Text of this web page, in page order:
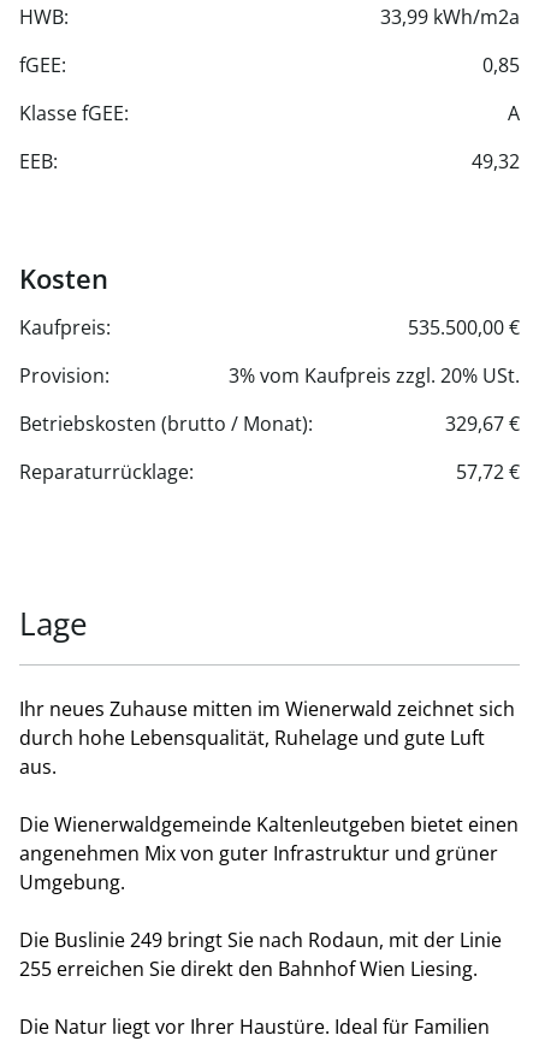
- Sprossenheizkörper im Bad
Abstellräumen
- Strom- und Wasseranschlüsse im privaten
Außenbereich
- Sicherheitseingangstüre RC3
- Kinderspielplatz und Begegnungszone im begrünten
- Fahrradabstellplätze
- Einlagerungsraum im Keller
zusammen aus:
HWB:
33,99 kWh/m2a
fGEE:
0,85
Klasse fGEE:
A
EEB:
49,32
Kosten
Kaufpreis:
535.500,00 €
Provision:
3% vom Kaufpreis zzgl. 20% USt.
Betriebskosten (brutto / Monat):
329,67 €
Reparaturrücklage:
57,72 €
Lage
Ihr neues Zuhause mitten im Wienerwald zeichnet sich
durch hohe Lebensqualität, Ruhelage und gute Luft
aus.
Die Wienerwaldgemeinde Kaltenleutgeben bietet einen
angenehmen Mix von guter Infrastruktur und grüner
Umgebung.
Die Buslinie 249 bringt Sie nach Rodaun, mit der Linie
255 erreichen Sie direkt den Bahnhof Wien Liesing.
Die Natur liegt vor Ihrer Haustüre. Ideal für Familien